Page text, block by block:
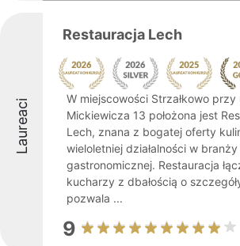
Laureaci
Restauracja Lech
W miejscowości Strzałkowo przy
Mickiewicza 13 położona jest
Lech, znana z bogatej oferty
wieloletniej działalności w branży
gastronomicznej. Restauracja
kucharzy z dbałością o
pozwala ...
9